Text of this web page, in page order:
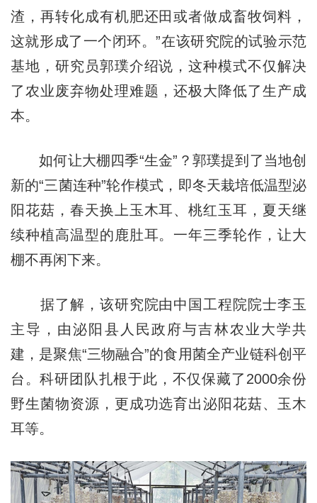
渣，再转化成有机肥还田或者做成畜牧饲料，
这就形成了一个闭环。”在该研究院的试验示范
基地，研究员郭璞介绍说，这种模式不仅解决
了农业废弃物处理难题，还极大降低了生产成
本。
如何让大棚四季“生金”？郭璞提到了当地创
新的“三菌连种”轮作模式，即冬天栽培低温型泌
阳花菇，春天换上玉木耳、桃红玉耳，夏天继
续种植高温型的鹿肚耳。一年三季轮作，让大
棚不再闲下来。
据了解，该研究院由中国工程院院士李玉
主导，由泌阳县人民政府与吉林农业大学共
建，是聚焦“三物融合”的食用菌全产业链科创平
台。科研团队扎根于此，不仅保藏了2000余份
野生菌物资源，更成功选育出泌阳花菇、玉木
耳等。